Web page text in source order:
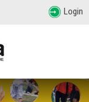
Login